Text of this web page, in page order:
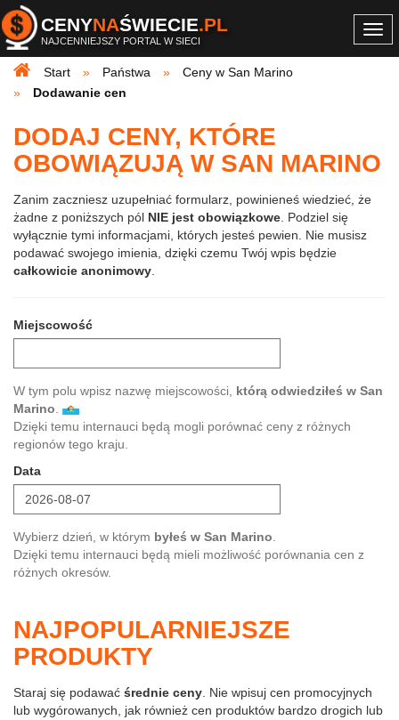
CENYNAŚWIECIE.PL
NAJCENNIEJSZY PORTAL W SIECI
Start
Państwa
Ceny w San Marino
Dodawanie cen
DODAJ CENY, KTÓRE
OBOWIĄZUJĄ W SAN MARINO
Zanim zaczniesz uzupełniać formularz, powinieneś wiedzieć, że
żadne z poniższych pól NIE jest obowiązkowe . Podziel się
wyłącznie tymi informacjami, których jesteś pewien. Nie musisz
podawać swojego imienia, dzięki czemu Twój wpis będzie
całkowicie anonimowy
Miejscowość
W tym polu wpisz nazwę miejscowości, którą odwiedziłeś w San
Marino
Dzięki temu internauci będą mogli porównać ceny z różnych
regionów tego kraju.
Data
Wybierz dzień, w którym byłeś w San Marino
Dzięki temu internauci będą mieli możliwość porównania cen z
różnych okresów.
NAJPOPULARNIEJSZE
PRODUKTY
Staraj się podawać średnie ceny . Nie wpisuj cen promocyjnych
lub wygórowanych, jak również cen produktów bardzo drogich lub